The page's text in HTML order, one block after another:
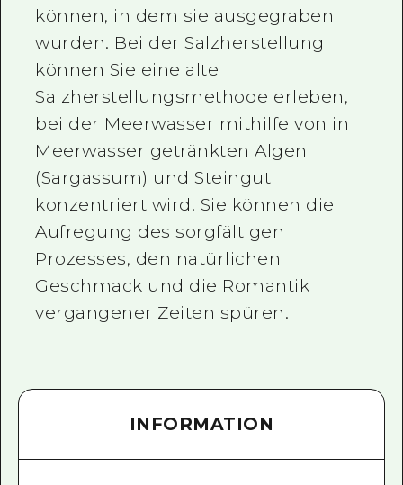
können, in dem sie ausgegraben
wurden. Bei der Salzherstellung
können Sie eine alte
Salzherstellungsmethode erleben,
bei der Meerwasser mithilfe von in
Meerwasser getränkten Algen
(Sargassum) und Steingut
konzentriert wird. Sie können die
Aufregung des sorgfältigen
Prozesses, den natürlichen
Geschmack und die Romantik
vergangener Zeiten spüren.
INFORMATION